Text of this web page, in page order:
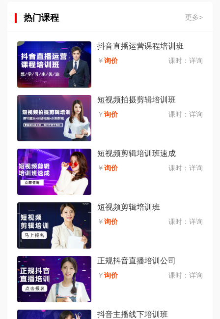
热门课程 更多>
抖音直播运营课程培训班
￥询价 课时： 详询
短视频拍摄剪辑培训班
￥询价 课时： 详询
短视频剪辑培训班速成
￥询价 课时： 详询
短视频剪辑培训班
￥询价 课时： 详询
正规抖音直播培训公司
￥询价 课时： 详询
抖音主播线下培训班